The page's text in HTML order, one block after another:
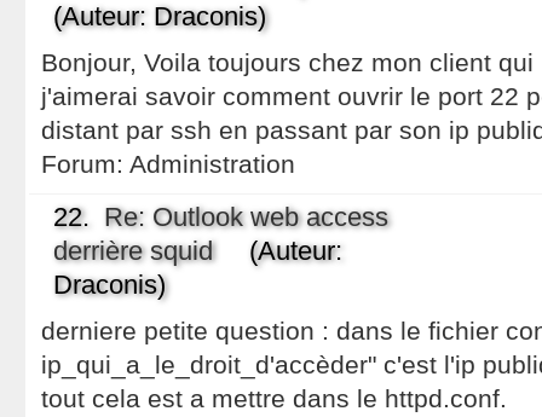
(Auteur: Draconis)
Bonjour, Voila toujours chez mon client
j'aimerai savoir comment ouvrir le port 22
distant par ssh en passant par son ip
Forum: Administration
22. Re: Outlook web access
derrière squid(Auteur:
Draconis)
derniere petite question : dans le fichier
ip_qui_a_le_droit_d'accèder" c'est l'ip
tout cela est a mettre dans le httpd.conf.